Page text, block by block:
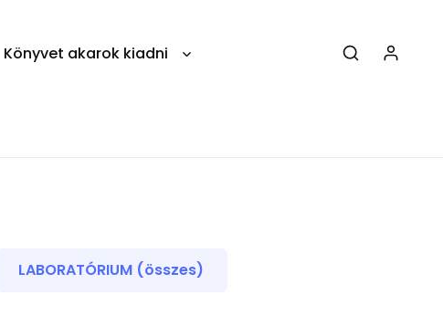
Könyvet akarok kiadni
LABORATÓRIUM (összes)